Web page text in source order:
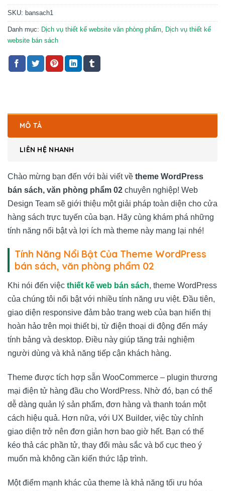
SKU: bansach1
Danh mục: Dịch vụ thiết kế website văn phòng phẩm
Dịch vụ thiết kế
website bán sách
MÔ TẢ
LIÊN HỆ NHANH
Chào mừng bạn đến với bài viết về theme WordPress
bán sách, văn phòng phẩm 02 chuyên nghiệp! Web
Design Team sẽ giới thiệu một giải pháp toàn diện cho cửa
hàng sách trực tuyến của bạn. Hãy cùng khám phá những
tính năng nổi bật và lợi ích mà theme này mang lại nhé!
Tính Năng Nổi Bật Của Theme WordPress
bán sách, văn phòng phẩm 02
Khi nói đến việc thiết kế web bán sách, theme WordPress
của chúng tôi nổi bật với nhiều tính năng ưu việt. Đầu tiên,
giao diện responsive đảm bảo trang web của bạn hiển thị
hoàn hảo trên mọi thiết bị, từ điện thoại di động đến máy
tính bảng và desktop. Điều này giúp tăng trải nghiệm
người dùng và khả năng tiếp cận khách hàng.
Theme được tích hợp sẵn WooCommerce – plugin thương
mại điện tử hàng đầu cho WordPress. Nhờ đó, bạn có thể
dễ dàng quản lý sản phẩm, đơn hàng và thanh toán một
cách hiệu quả. Hơn nữa, với UX Builder, việc tùy chỉnh
giao diện trở nên đơn giản hơn bao giờ hết. Bạn có thể
kéo thả các phần tử, thay đổi màu sắc và bố cục theo ý
muốn mà không cần kiến thức lập trình.
Một điểm mạnh khác của theme là khả năng tối ưu hóa